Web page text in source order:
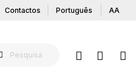
Contactos Português AA